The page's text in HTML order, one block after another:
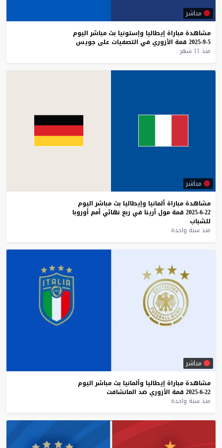
مباشر
مشاهدة مباراة إيطاليا وإستونيا بث مباشر اليوم
5-9-2025
قمة الأزوري في التصفيات على جويس
منذ 11 شهر
مباشر
مشاهدة مباراة ألمانيا وإيطاليا بث مباشر اليوم
22-6-2025
قمة مول أرينا في ربع نهائي أمم أوروبا
للشباب
منذ سنة واحدة
مباشر
مشاهدة مباراة إيطاليا وألمانيا بث مباشر اليوم
22-6-2025
قمة الأزوري ضد المانشافت
منذ سنة واحدة